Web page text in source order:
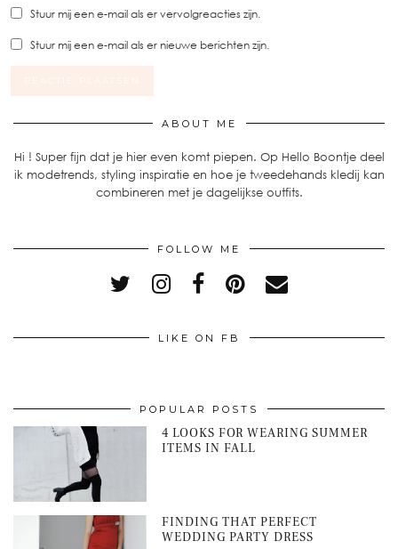
Stuur mij een e-mail als er vervolgreacties zijn.
Stuur mij een e-mail als er nieuwe berichten zijn.
ABOUT ME
Hi ! Super fijn dat je hier even komt piepen. Op Hello Boontje deel
ik modetrends, styling inspiratie en hoe je tweedehands kledij kan
combineren met je dagelijkse outfits.
FOLLOW ME
LIKE ON FB
POPULAR POSTS
4 LOOKS FOR WEARING SUMMER
ITEMS IN FALL
FINDING THAT PERFECT
WEDDING PARTY DRESS